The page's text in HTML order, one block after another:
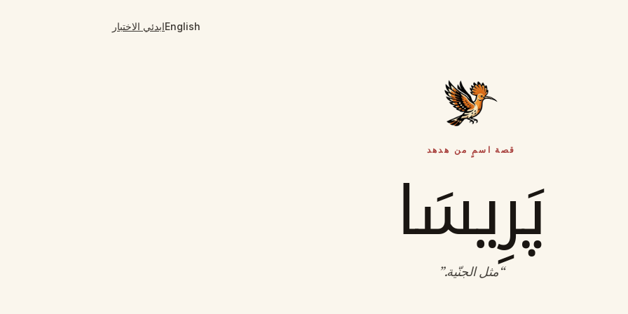
Englishابدئي الاختبار
قصة اسمٍ من هدهد
پَرِيسَا
“مثل الجنّية.”